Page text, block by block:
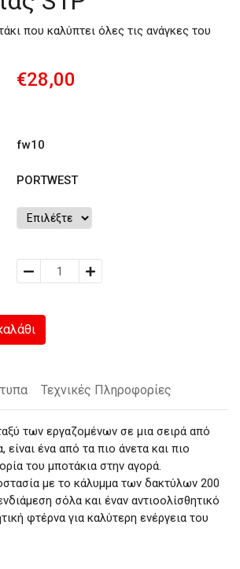
που καλύπτει όλες τις ανάγκες του
€28,00
fw10
PORTWEST
Τεχνικές Πληροφορίες
των εργαζομένων σε μια σειρά από
είναι ένα από τα πιο άνετα και πιο
του μποτάκια στην αγορά.
με το κάλυμμα των δακτύλων 200
σόλα και έναν αντιοολίσθητικό
φτέρνα για καλύτερη ενέργεια του